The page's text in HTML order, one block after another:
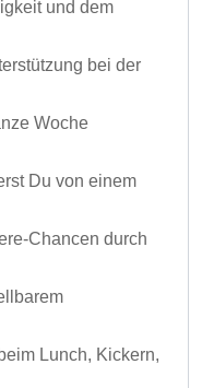
und dem
bei der
Woche
Du von einem
Chancen durch
Lunch, Kickern,